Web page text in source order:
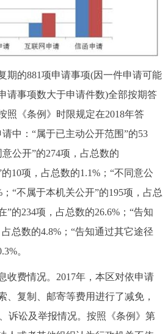
的881项申请事项(因一件申请可能
请事项数大于申请件数)全部按期答
照《条例》时限规定在2018年答
中：“属于已主动公开范围”的53
公开”的274项，占总数的
10项，占总数的1.1%；“不同意公
“不属于本机关公开”的195项，占总
”的234项，占总数的26.6%；“告知
总数的4.8%；“告知通过其它途径
。
费情况。2017年，本区对依申请
、复制、邮寄等费用进行了减免，
诉讼及举报情况。按照《条例》第